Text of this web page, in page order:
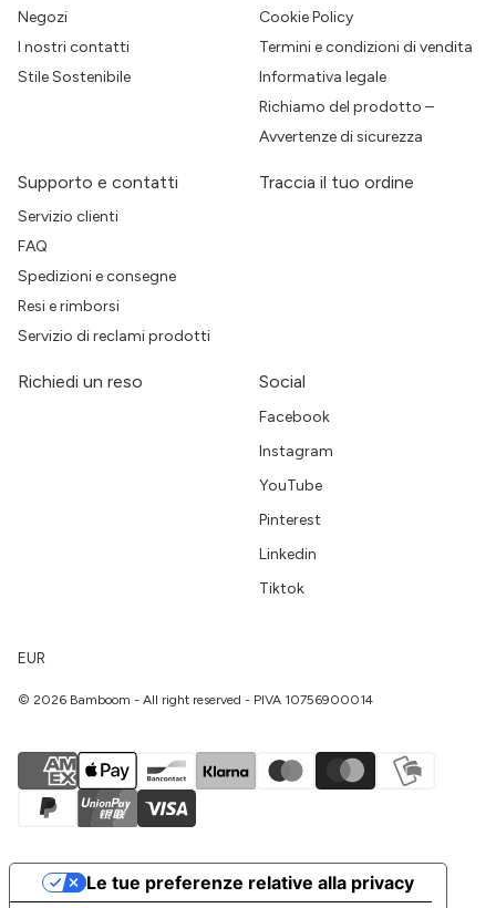
Negozi
I nostri contatti
Stile Sostenibile
Cookie Policy
Termini e condizioni di vendita
Informativa legale
Richiamo del prodotto –
Avvertenze di sicurezza
Supporto e contatti
Servizio clienti
FAQ
Spedizioni e consegne
Resi e rimborsi
Servizio di reclami prodotti
Traccia il tuo ordine
Richiedi un reso Social
Facebook
Instagram
YouTube
Pinterest
Linkedin
Tiktok
EUR
© 2026 Bamboom - All right reserved - PIVA 10756900014
Le tue preferenze relative alla privacy